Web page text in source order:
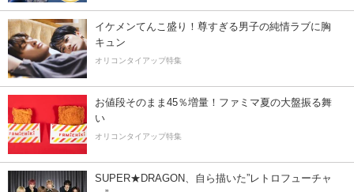
イケメンてんこ盛り！尊すぎる男子の純情ラブに胸
キュン
オリコンタイアップ特集
お値段そのまま45％増量！ファミマ夏の大盤振る舞
い
オリコンタイアップ特集
SUPER★DRAGON、自ら描いた”レトロフューチャ